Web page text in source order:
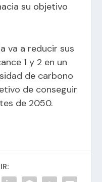
su objetivo
va a reducir sus
1 y 2 en un
de carbono
de conseguir
de 2050.